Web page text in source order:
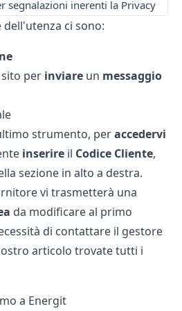
segnalazioni inerenti la Privacy
ci sono:
per inviare un messaggio
strumento, peraccedervi
inserire il Codice Cliente,
sezione in alto a destra.
vi trasmetterà una
da modificare al primo
di contattare il gestore
articolo trovate tutti i
a Energit